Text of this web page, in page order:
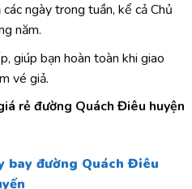
ngày trong tuần, kể cả Chủ
năm.
giúp bạn hoàn toàn khi giao
vé giả.
rẻ đường Quách Điêu huyện
bay đường Quách Điêu